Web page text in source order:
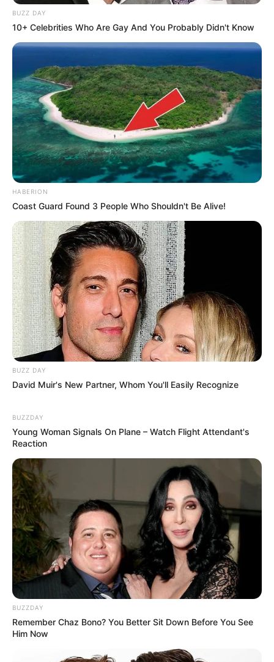
BUZZ DAY
10+ Celebrities Who Are Gay And You Probably Didn't Know
HABERION
Coast Guard Found 3 People Who Shouldn't Be Alive!
BUZZ DAY
David Muir's New Partner, Whom You'll Easily Recognize
BUZZDAY
Young Woman Signals On Plane – Watch Flight Attendant's
Reaction
BUZZDAY
Remember Chaz Bono? You Better Sit Down Before You See
Him Now